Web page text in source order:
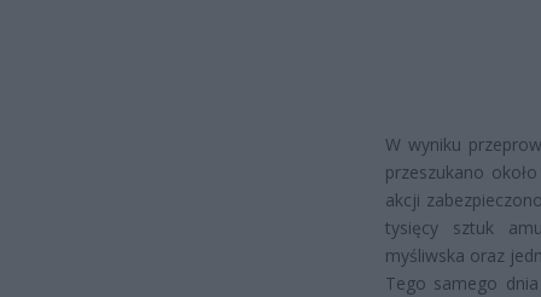
W wyniku
przeszukano
akcji
tysięcy sztuk
myśliwska oraz
Tego samego